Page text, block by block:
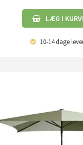
LÆG I
10-14 dage